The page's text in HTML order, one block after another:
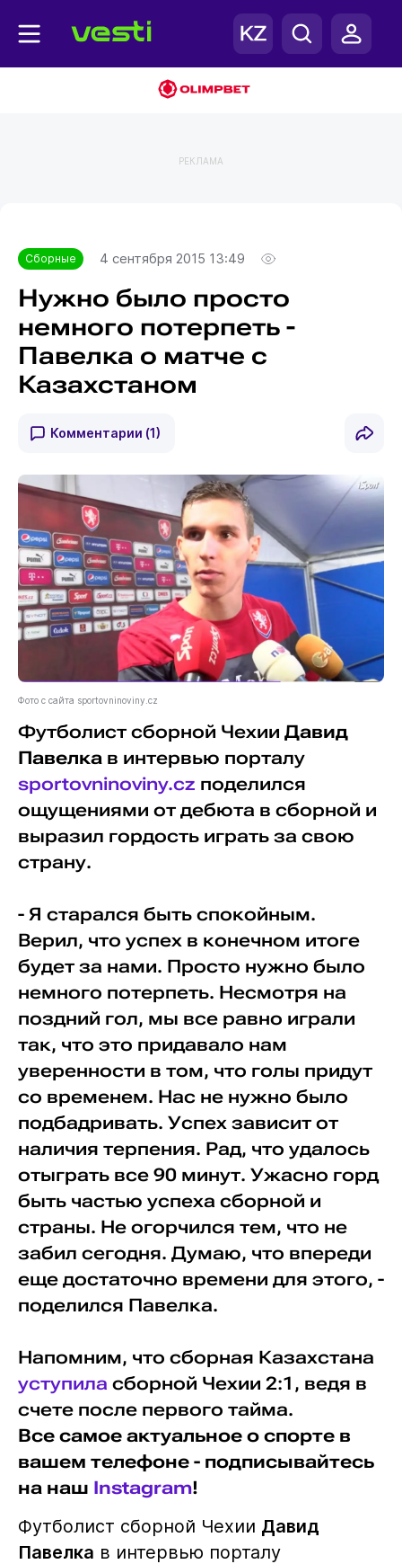
РЕКЛАМА
Сборные 4 сентября 2015 13:49
Нужно было просто
немного потерпеть -
Павелка о матче с
Казахстаном
Комментарии (1)
Фото с сайта sportovninoviny.cz
Футболист сборной Чехии Давид
Павелкав интервью порталу
sportovninoviny.cz поделился
ощущениями от дебюта в сборной и
выразил гордость играть за свою
страну.
- Я старался быть спокойным.
Верил, что успех в конечном итоге
будет за нами. Просто нужно было
немного потерпеть. Несмотря на
поздний гол, мы все равно играли
так, что это придавало нам
уверенности в том, что голы придут
со временем. Нас не нужно было
подбадривать. Успех зависит от
наличия терпения. Рад, что удалось
отыграть все 90 минут. Ужасно горд
быть частью успеха сборной и
страны. Не огорчился тем, что не
забил сегодня. Думаю, что впереди
еще достаточно времени для этого, -
поделился Павелка.
Напомним, что сборная Казахстана
уступила сборной Чехии 2:1, ведя в
счете после первого тайма.
Все самое актуальное о спорте в
вашем телефоне - подписывайтесь
на наш Instagram!
Футболист сборной Чехии Давид
Павелка в интервью порталу